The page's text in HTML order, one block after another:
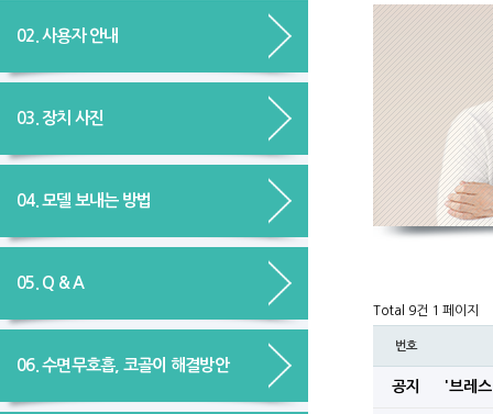
02. 사용자 안내
03. 장치 사진
04. 모델 보내는 방법
05. Q & A
06. 수면무호흡, 코골이 해결방안
Total 9건 1 페이지
번호
공지 '브레